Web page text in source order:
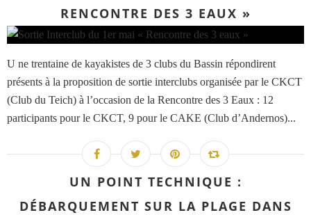
RENCONTRE DES 3 EAUX »
U ne trentaine de kayakistes de 3 clubs du Bassin répondirent
présents à la proposition de sortie interclubs organisée par le CKCT
(Club du Teich) à l’occasion de la Rencontre des 3 Eaux : 12
participants pour le CKCT, 9 pour le CAKE (Club d’Andernos)...
UN POINT TECHNIQUE :
DÉBARQUEMENT SUR LA PLAGE DANS